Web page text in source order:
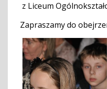
z Liceum
Zapraszamy do